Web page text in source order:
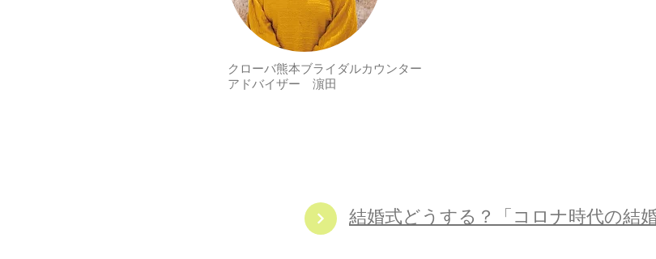
クローバ熊本ブライダルカウンター
​アドバイザー 濵田
結婚式どうする？「コロナ時代の結婚